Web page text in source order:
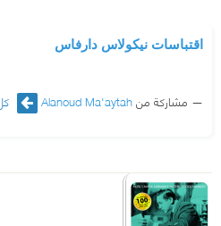
اقتباسات نيكولاس دارفاس
مشاركة منAlanoud Ma'aytah